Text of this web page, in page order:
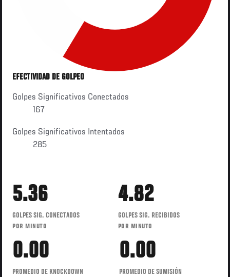
EFECTIVIDAD DE GOLPEO
Golpes Significativos Conectados
167
Golpes Significativos Intentados
285
5.36
GOLPES SIG. CONECTADOS
POR MINUTO
4.82
GOLPES SIG. RECIBIDOS
POR MINUTO
0.00
PROMEDIO DE KNOCKDOWN
0.00
PROMEDIO DE SUMISIÓN